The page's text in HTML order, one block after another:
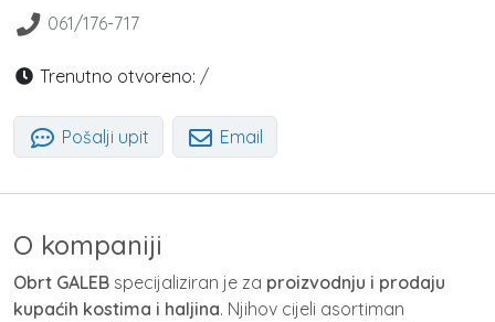
061/176-717
Trenutno otvoreno: /
Pošalji upit Email
O kompaniji
Obrt GALEB specijaliziran je za proizvodnju i prodaju
kupaćih kostima i haljina. Njihov cijeli asortiman